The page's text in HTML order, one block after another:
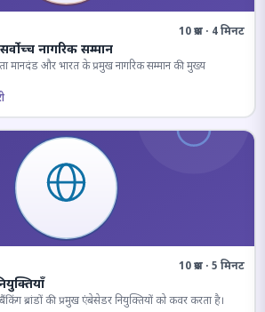
10 प्रश्न · 4 मिनट
नागरिक सम्मान
मानदंड और भारत के प्रमुख नागरिक सम्मान की मुख्य
10 प्रश्न · 5 मिनट
ब्रांडों की प्रमुख एंबेसेडर नियुक्तियों को कवर करता है।